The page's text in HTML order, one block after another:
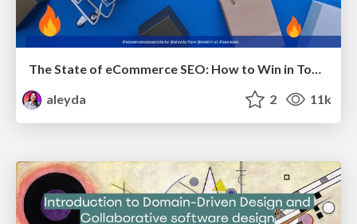
aleyda
2 11k